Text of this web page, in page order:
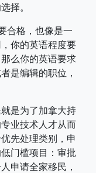
择。
合格，也像是一
你的英语程度要
么你的英语要求
是编辑的职位，
是为了加拿大持
业技术人才从而
先处理类别，申
门槛项目：审批
申请全家移民，